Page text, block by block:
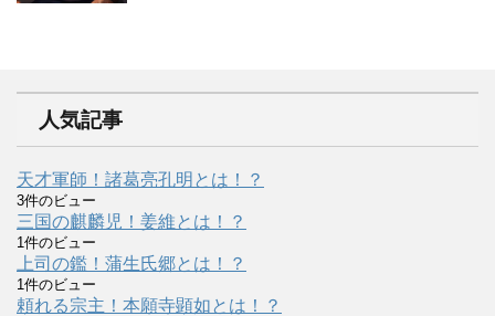
人気記事
天才軍師！諸葛亮孔明とは！？
3件のビュー
三国の麒麟児！姜維とは！？
1件のビュー
上司の鑑！蒲生氏郷とは！？
1件のビュー
頼れる宗主！本願寺顕如とは！？